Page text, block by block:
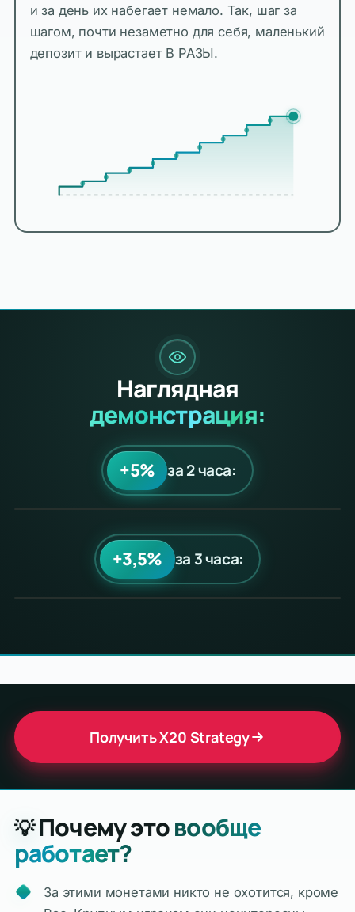
и за день их набегает немало. Так, шаг за
шагом, почти незаметно для себя, маленький
депозит и вырастает В РАЗЫ.
Наглядная
демонстрация:
+5% за 2 часа:
+3,5% за 3 часа:
Получить X20 Strategy
💡Почему этовообще
работает?
За этими монетами никто не охотится, кроме